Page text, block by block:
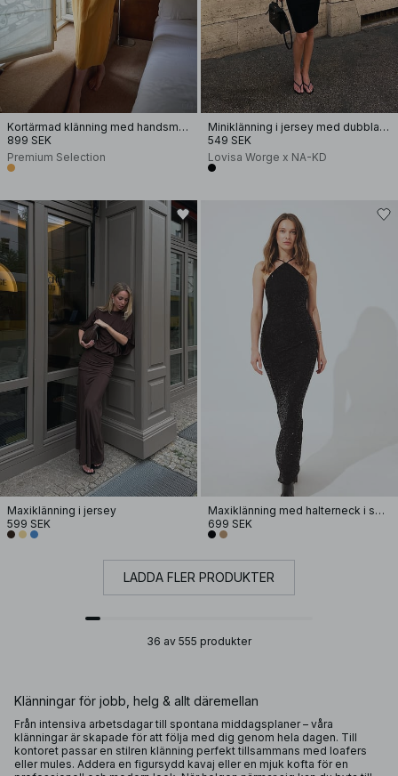
Kortärmad klänning med handsmock
899 SEK
Premium Selection
Miniklänning i jersey med dubbla lager
549 SEK
Lovisa Worge x NA-KD
Maxiklänning i jersey
599 SEK
Maxiklänning med halterneck i spets och paljetter
699 SEK
LADDA FLER PRODUKTER
36 av 555 produkter
Klänningar för jobb, helg & allt däremellan
Från intensiva arbetsdagar till spontana middagsplaner – våra
klänningar är skapade för att följa med dig genom hela dagen. Till
kontoret passar en stilren klänning perfekt tillsammans med loafers
eller mules. Addera en figursydd kavaj eller en mjuk kofta för en